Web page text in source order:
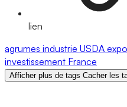
lien
agrumes industrie USDA
investissement France
Afficher plus de tags Cacher les